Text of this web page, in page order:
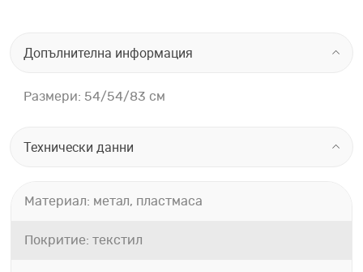
Допълнителна информация
Размери: 54/54/83 см
Технически данни
Материал: метал, пластмаса
Покритие: текстил